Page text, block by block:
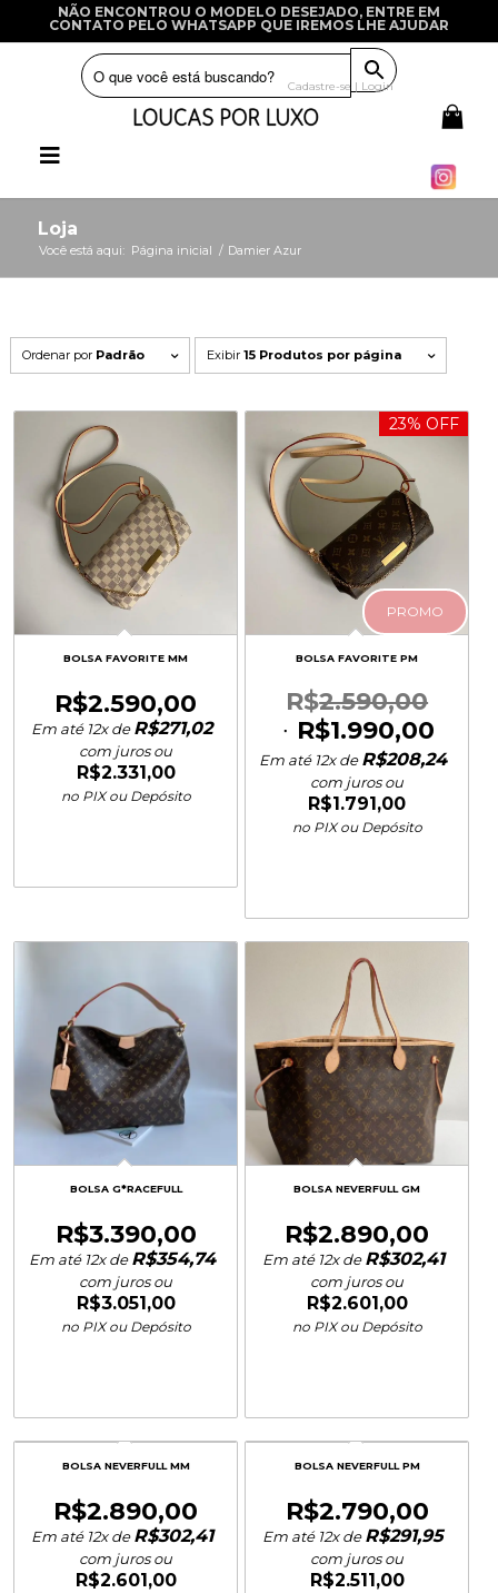
NÃO ENCONTROU O MODELO DESEJADO, ENTRE EM
CONTATO PELO WHATSAPP QUE IREMOS LHE AJUDAR
Cadastre-se | Login
Loja
Você está aqui: Página inicial / Damier Azur
Ordenar por Padrão Exibir 15 Produtos por página
BOLSA FAVORITE MM
R$2.590,00
Em até 12x deR$271,02
com juros ou
R$2.331,00
no PIX ou Depósito
23% OFF
BOLSA FAVORITE PM
R$2.590,00
R$1.990,00
Em até 12x deR$208,24
com juros ou
R$1.791,00
no PIX ou Depósito
PROMO
BOLSA G*RACEFULL
R$3.390,00
Em até 12x deR$354,74
com juros ou
R$3.051,00
no PIX ou Depósito
BOLSA NEVERFULL GM
R$2.890,00
Em até 12x deR$302,41
com juros ou
R$2.601,00
no PIX ou Depósito
BOLSA NEVERFULL MM
R$2.890,00
Em até 12x deR$302,41
com juros ou
R$2.601,00
BOLSA NEVERFULL PM
R$2.790,00
Em até 12x deR$291,95
com juros ou
R$2.511,00